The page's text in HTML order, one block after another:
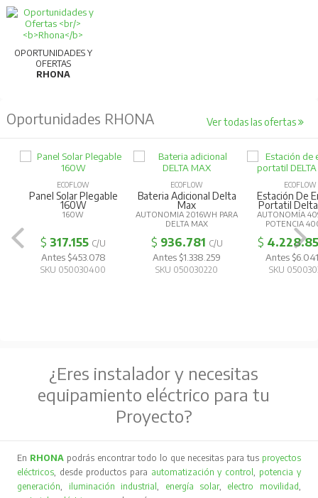
Para más información, consultar la ficha
técnica.
OPORTUNIDADES Y
OFERTAS
RHONA
Oportunidades RHONA Ver todas las ofertas
ECOFLOW
Panel Solar Plegable
160W
160W
$ 317.155 C/U
Antes $453.078
SKU 050030400
ECOFLOW
Bateria Adicional Delta
Max
AUTONOMIA 2016WH PARA
DELTA MAX
$ 936.781 C/U
Antes $1.338.259
SKU 050030220
ECOFLOW
Estación De
Portatil Delta
AUTONOMÍA
POTENCIA
$
Antes
SKU
¿Eres instalador y necesitas
equipamiento eléctrico para tu
Proyecto?
En RHONA podrás encontrar todo lo que necesitas para tus proyectos
eléctricos, desde productos para automatización y control, potencia y
generación, iluminación industrial, energía solar, electro movilidad,